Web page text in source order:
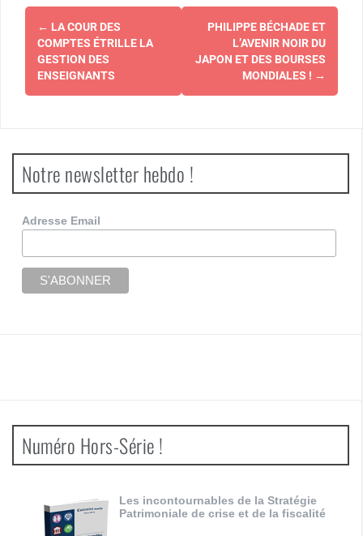
Navigation
d'article
← LA COUR DES
COMPTES ÉTRILLE LA
GESTION DES
ENSEIGNANTS
PHILIPPE BÉCHADE ET
L’AVENIR NOIR DU
JAPON ET DES BOURSES
MONDIALES ! →
Notre newsletter hebdo !
Adresse Email
Numéro Hors-Série !
Les incontournables de la Stratégie
Patrimoniale de crise et de la fiscalité